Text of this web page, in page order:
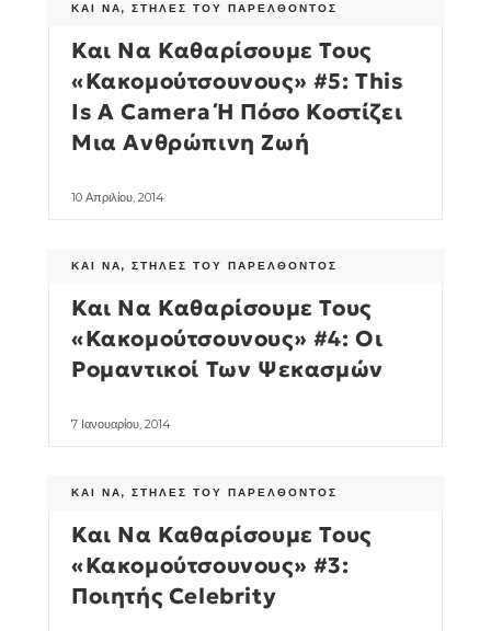
ΚΑΙ ΝΑ, ΣΤΉΛΕΣ ΤΟΥ ΠΑΡΕΛΘΌΝΤΟΣ
Και Να Καθαρίσουμε Τους
«Κακομούτσουνους» #5: This
Is A Camera Ή Πόσο Κοστίζει
Μια Ανθρώπινη Ζωή
10 Απριλίου, 2014
ΚΑΙ ΝΑ, ΣΤΉΛΕΣ ΤΟΥ ΠΑΡΕΛΘΌΝΤΟΣ
Και Να Καθαρίσουμε Τους
«Κακομούτσουνους» #4: Οι
Ρομαντικοί Των Ψεκασμών
7 Ιανουαρίου, 2014
ΚΑΙ ΝΑ, ΣΤΉΛΕΣ ΤΟΥ ΠΑΡΕΛΘΌΝΤΟΣ
Και Να Καθαρίσουμε Τους
«Κακομούτσουνους» #3:
Ποιητής Celebrity